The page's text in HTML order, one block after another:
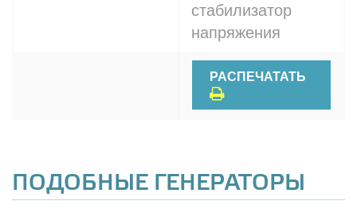
стабилизатор
напряжения
РАСПЕЧАТАТЬ
ПОДОБНЫЕ ГЕНЕРАТОРЫ